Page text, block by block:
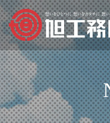
トップ
会社案内